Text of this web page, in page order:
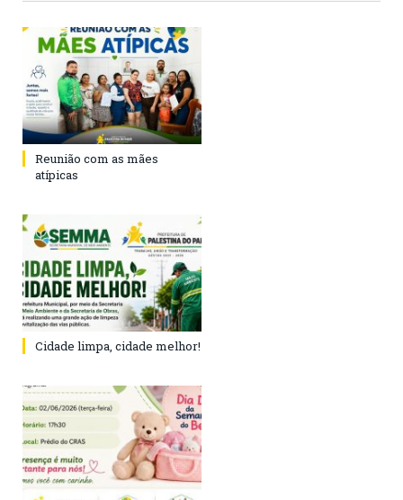
Reunião com as mães
atípicas
Cidade limpa, cidade melhor!